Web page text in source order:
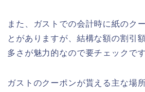
また、ガストでの会計時に紙のク
とがありますが、結構な額の割引
多さが魅力的なので要チェックです
ガストのクーポンが貰える主な場